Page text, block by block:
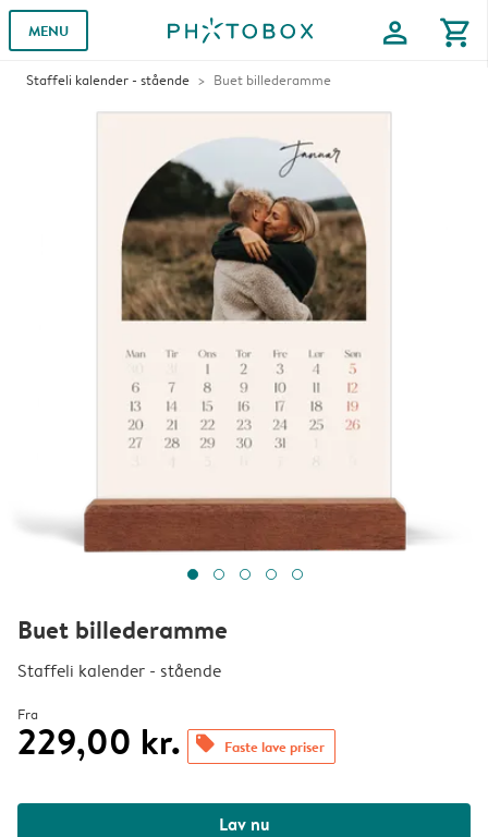
MENU profile shopping_cart
Staffeli kalender - stående Buet billederamme
Buet billederamme
Staffeli kalender - stående
Fra
229,00 kr. offers Faste lave priser
Lav nu